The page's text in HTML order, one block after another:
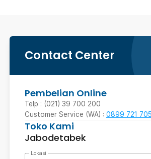
Contact Center
Pembelian Online
Telp : (021) 39 700 200
Customer Service (WA) : 0899 721
Toko Kami
Jabodetabek
Lokasi